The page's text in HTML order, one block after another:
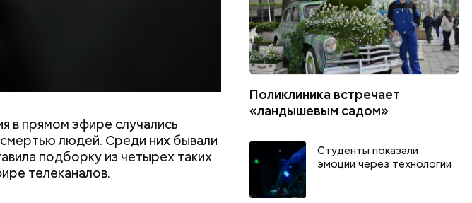
в прямом эфире случались
людей. Среди них бывали
подборку из четырех таких
телеканалов.
Поликлиника встречает
«ландышевым садом»
Студенты показали
эмоции через технологии